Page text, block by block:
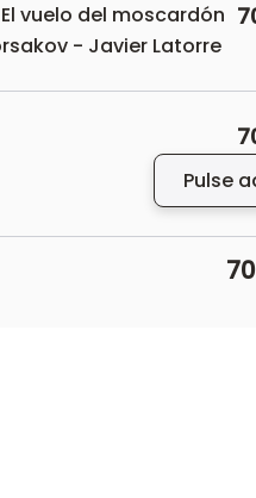
vuelo del moscardón
- Javier Latorre
Pulse